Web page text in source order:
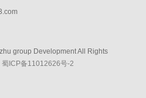
group Development All Rights
蜀ICP备11012626号-2